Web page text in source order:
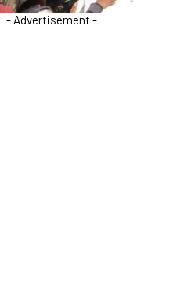
- Advertisement -